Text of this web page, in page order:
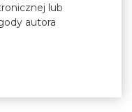
lub
autora